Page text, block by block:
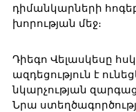
դիմանկարների
խորության մեջ։
Դիեգո Վելասկեսը
ազդեցություն է
նկարչության
Նրա